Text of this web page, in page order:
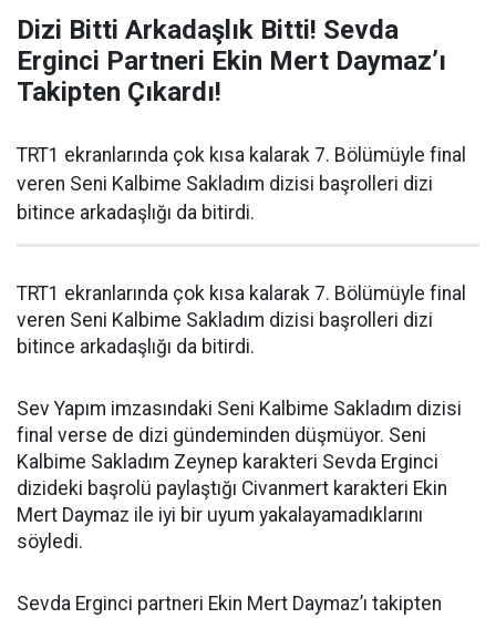
Dizi Bitti Arkadaşlık Bitti! Sevda
Erginci Partneri Ekin Mert Daymaz’ı
Takipten Çıkardı!
TRT1 ekranlarında çok kısa kalarak 7. Bölümüyle final
veren Seni Kalbime Sakladım dizisi başrolleri dizi
bitince arkadaşlığı da bitirdi.
TRT1 ekranlarında çok kısa kalarak 7. Bölümüyle final
veren Seni Kalbime Sakladım dizisi başrolleri dizi
bitince arkadaşlığı da bitirdi.
Sev Yapım imzasındaki Seni Kalbime Sakladım dizisi
final verse de dizi gündeminden düşmüyor. Seni
Kalbime Sakladım Zeynep karakteri Sevda Erginci
dizideki başrolü paylaştığı Civanmert karakteri Ekin
Mert Daymaz ile iyi bir uyum yakalayamadıklarını
söyledi.
Sevda Erginci partneri Ekin Mert Daymaz’ı takipten